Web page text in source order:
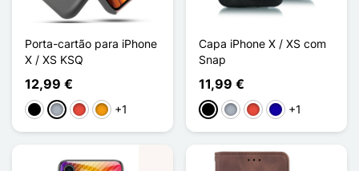
Porta-cartão para iPhone
X / XS KSQ
12,99 €
PretoCinzentoVermelho
Laranja
+1
Capa iPhone X / XS com
Snap
11,99 €
PretoCinzentoVermelhoAzul Escuro
+1